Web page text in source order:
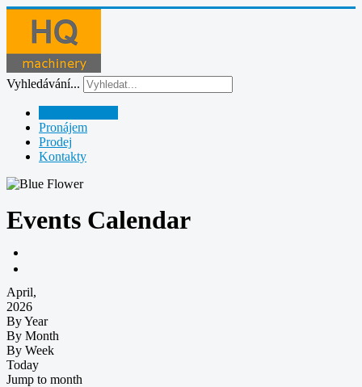
Vyhledávání...
Pronájem
Prodej
Kontakty
Events Calendar
April,
2026
By Year
By Month
By Week
Today
Jump to month